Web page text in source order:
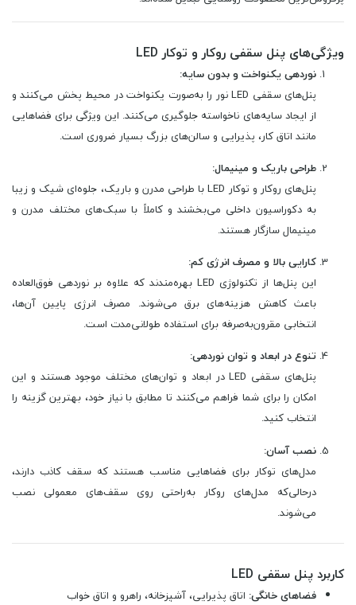
ویژگی‌های پنل سقفی روکار و توکار LED
نوردهی یکنواخت و بدون سایه:
پنل‌های سقفی LED نور را به‌صورت یکنواخت در محیط پخش می‌کنند و
از ایجاد سایه‌های ناخواسته جلوگیری می‌کنند. این ویژگی برای فضاهایی
مانند اتاق کار، پذیرایی و سالن‌های بزرگ بسیار ضروری است.
طراحی باریک و مینیمال:
پنل‌های روکار و توکار LED با طراحی مدرن و باریک، جلوه‌ای شیک و زیبا
به دکوراسیون داخلی می‌بخشند و کاملاً با سبک‌های مختلف مدرن و
مینیمال سازگار هستند.
کارایی بالا و مصرف انرژی کم:
این پنل‌ها از تکنولوژی LED بهره‌مندند که علاوه بر نوردهی فوق‌العاده
باعث کاهش هزینه‌های برق می‌شوند. مصرف انرژی پایین آن‌ها،
انتخابی مقرون‌به‌صرفه برای استفاده طولانی‌مدت است.
تنوع در ابعاد و توان نوردهی:
پنل‌های سقفی LED در ابعاد و توان‌های مختلف موجود هستند و این
امکان را برای شما فراهم می‌کنند تا مطابق با نیاز خود، بهترین گزینه را
انتخاب کنید.
نصب آسان:
مدل‌های توکار برای فضاهایی مناسب هستند که سقف کاذب دارند،
درحالی‌که مدل‌های روکار به‌راحتی روی سقف‌های معمولی نصب
می‌شوند.
کاربرد پنل سقفی LED
فضاهای خانگی: اتاق پذیرایی، آشپزخانه، راهرو و اتاق خواب